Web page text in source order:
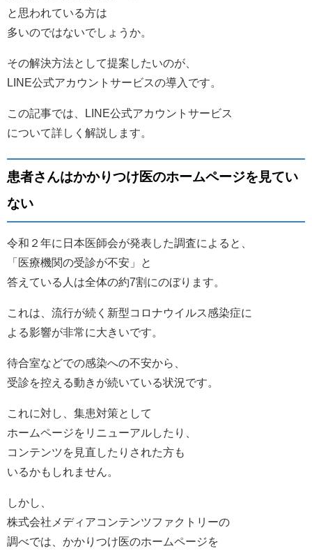
と思われている方は
多いのではないでしょうか。
その解決方法として提案したいのが、
LINE公式アカウントサービスの導入です。
この記事では、LINE公式アカウントサービス
について詳しく解説します。
患者さんはかかりつけ医のホームページを見てい
ない
令和２年に日本医師会が発表した調査によると、
「医療機関の受診が不安」と
答えている人は全体の約7割にのぼります。
これは、流行が続く新型コロナウイルス感染症に
よる影響が非常に大きいです。
待合室などでの感染への不安から、
受診を控える動きが続いている状況です。
これに対し、集患対策として
ホームページをリニューアルしたり、
コンテンツを見直したりされた方も
いるかもしれません。
しかし、
株式会社メディアコンテンツファクトリーの
調べでは、かかりつけ医のホームページを